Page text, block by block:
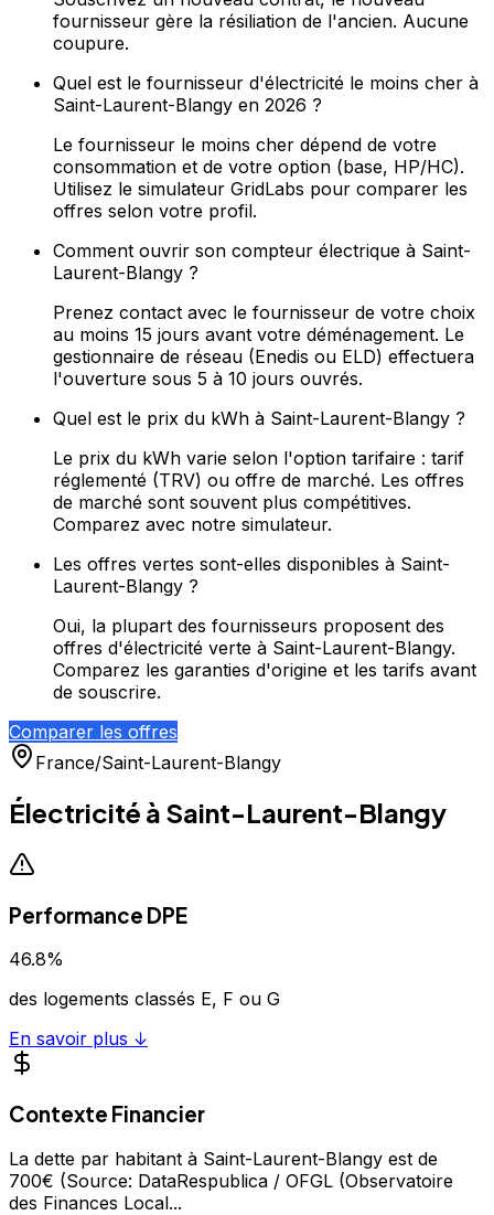
fournisseur gère la résiliation de l'ancien. Aucune
coupure.
Quel est le fournisseur d'électricité le moins cher à
Saint-Laurent-Blangy en 2026 ?
Le fournisseur le moins cher dépend de votre
consommation et de votre option (base, HP/HC).
Utilisez le simulateur GridLabs pour comparer les
offres selon votre profil.
Comment ouvrir son compteur électrique à Saint-
Laurent-Blangy ?
Prenez contact avec le fournisseur de votre choix
au moins 15 jours avant votre déménagement. Le
gestionnaire de réseau (Enedis ou ELD) effectuera
l'ouverture sous 5 à 10 jours ouvrés.
Quel est le prix du kWh à Saint-Laurent-Blangy ?
Le prix du kWh varie selon l'option tarifaire : tarif
réglementé (TRV) ou offre de marché. Les offres
de marché sont souvent plus compétitives.
Comparez avec notre simulateur.
Les offres vertes sont-elles disponibles à Saint-
Laurent-Blangy ?
Oui, la plupart des fournisseurs proposent des
offres d'électricité verte à Saint-Laurent-Blangy.
Comparez les garanties d'origine et les tarifs avant
de souscrire.
Comparer les offres
France/Saint-Laurent-Blangy
Électricité à Saint-Laurent-Blangy
Performance DPE
46.8%
des logements classés E, F ou G
En savoir plus ↓
Contexte Financier
La dette par habitant à Saint-Laurent-Blangy est de
700€ (Source: DataRespublica / OFGL (Observatoire
des Finances Local...